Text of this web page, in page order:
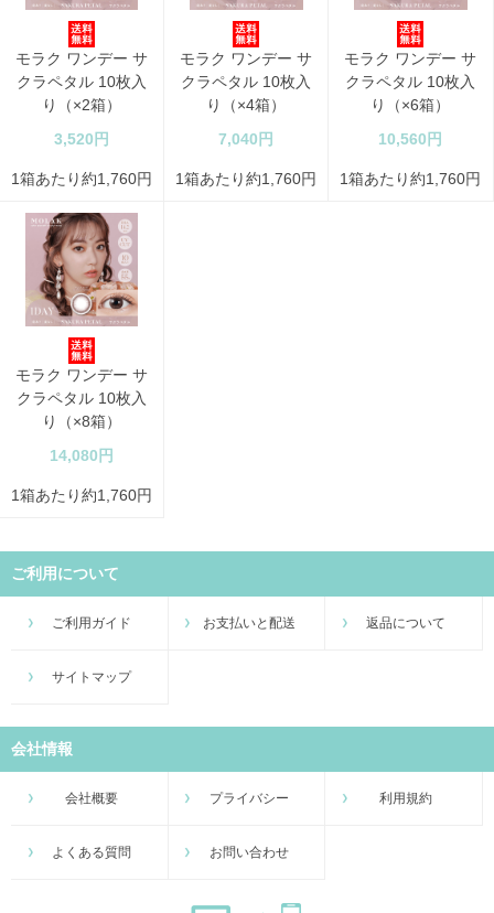
モラク ワンデー サ
クラペタル 10枚入
り（×2箱）
3,520円
1箱あたり約1,760円
モラク ワンデー サ
クラペタル 10枚入
り（×4箱）
7,040円
1箱あたり約1,760円
モラク ワンデー サ
クラペタル 10枚入
り（×6箱）
10,560円
1箱あたり約1,760円
モラク ワンデー サ
クラペタル 10枚入
り（×8箱）
14,080円
1箱あたり約1,760円
ご利用について
ご利用ガイド お支払いと配送 返品について
サイトマップ
会社情報
会社概要 プライバシー 利用規約
よくある質問 お問い合わせ